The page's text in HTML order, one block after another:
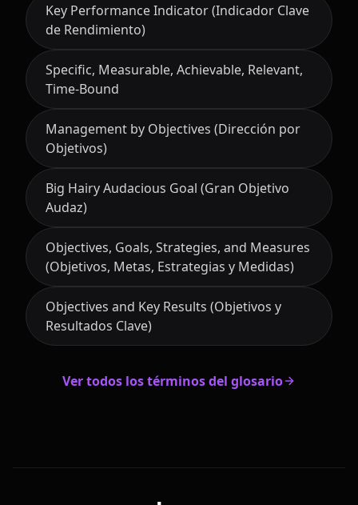
Key Performance Indicator (Indicador Clave
de Rendimiento)
Specific, Measurable, Achievable, Relevant,
Time-Bound
Management by Objectives (Dirección por
Objetivos)
Big Hairy Audacious Goal (Gran Objetivo
Audaz)
Objectives, Goals, Strategies, and Measures
(Objetivos, Metas, Estrategias y Medidas)
Objectives and Key Results (Objetivos y
Resultados Clave)
Ver todos los términos del glosario